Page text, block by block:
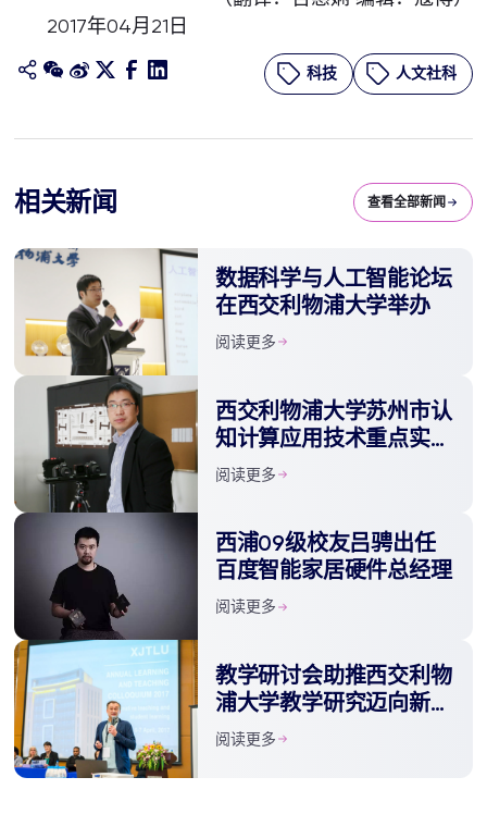
2017年04月21日
科技 人文社科
相关新闻 查看全部新闻
数据科学与人工智能论坛
在西交利物浦大学举办
阅读更多
西交利物浦大学苏州市认
知计算应用技术重点实验
室获批建设
阅读更多
西浦09级校友吕骋出任
百度智能家居硬件总经理
阅读更多
教学研讨会助推西交利物
浦大学教学研究迈向新高
度
阅读更多